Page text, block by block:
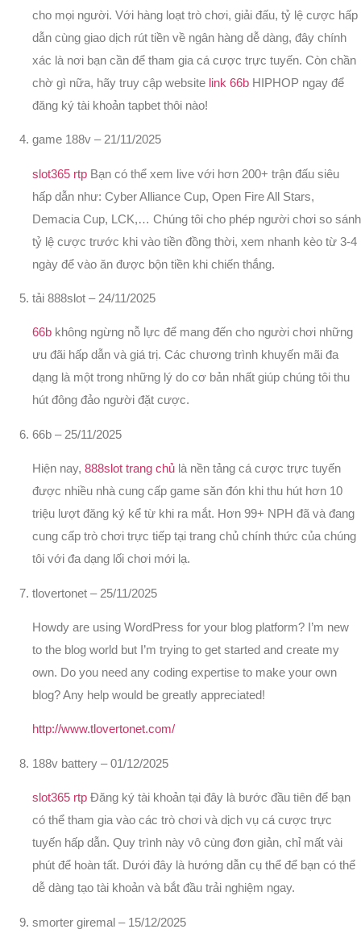
cho mọi người. Với hàng loạt trò chơi, giải đấu, tỷ lệ cược hấp
dẫn cùng giao dịch rút tiền về ngân hàng dễ dàng, đây chính
xác là nơi bạn cần để tham gia cá cược trực tuyến. Còn chần
chờ gì nữa, hãy truy cập website link 66b HIPHOP ngay để
đăng ký tài khoản tapbet thôi nào!
game 188v – 21/11/2025
slot365 rtp Bạn có thể xem live với hơn 200+ trận đấu siêu
hấp dẫn như: Cyber Alliance Cup, Open Fire All Stars,
Demacia Cup, LCK,… Chúng tôi cho phép người chơi so sánh
tỷ lệ cược trước khi vào tiền đồng thời, xem nhanh kèo từ 3-4
ngày để vào ăn được bộn tiền khi chiến thắng.
tải 888slot – 24/11/2025
66b không ngừng nỗ lực để mang đến cho người chơi những
ưu đãi hấp dẫn và giá trị. Các chương trình khuyến mãi đa
dạng là một trong những lý do cơ bản nhất giúp chúng tôi thu
hút đông đảo người đặt cược.
66b – 25/11/2025
Hiện nay, 888slot trang chủ là nền tảng cá cược trực tuyến
được nhiều nhà cung cấp game săn đón khi thu hút hơn 10
triệu lượt đăng ký kể từ khi ra mắt. Hơn 99+ NPH đã và đang
cung cấp trò chơi trực tiếp tại trang chủ chính thức của chúng
tôi với đa dạng lối chơi mới lạ.
tlovertonet – 25/11/2025
Howdy are using WordPress for your blog platform? I’m new
to the blog world but I’m trying to get started and create my
own. Do you need any coding expertise to make your own
blog? Any help would be greatly appreciated!
http://www.tlovertonet.com/
188v battery – 01/12/2025
slot365 rtp Đăng ký tài khoản tại đây là bước đầu tiên để bạn
có thể tham gia vào các trò chơi và dịch vụ cá cược trực
tuyến hấp dẫn. Quy trình này vô cùng đơn giản, chỉ mất vài
phút để hoàn tất. Dưới đây là hướng dẫn cụ thể để bạn có thể
dễ dàng tạo tài khoản và bắt đầu trải nghiệm ngay.
smorter giremal – 15/12/2025